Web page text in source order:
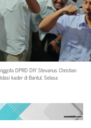
DPRD DIY Stevanus Christian
kader di Bantul, Selasa